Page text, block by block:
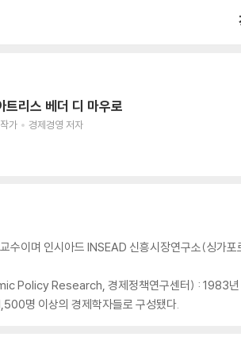
트리스 베더 디 마우로
가 경제경영 저자
수이며 인시아드 INSEAD 신흥시장연구소(싱가
Research, 경제정책연구센터) : 1983년
명 이상의 경제학자들로 구성됐다.